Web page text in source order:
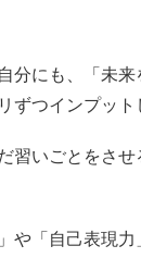
分にも、「未
ずつインプット
習いごとをさ
や「自己表現